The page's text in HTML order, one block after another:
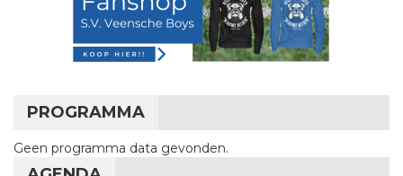
PROGRAMMA
Geen programma data gevonden.